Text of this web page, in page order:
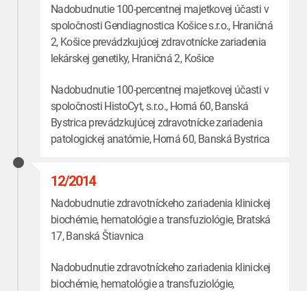
Nadobudnutie 100-percentnej majetkovej účasti v
spoločnosti Gendiagnostica Košice s.r.o., Hraničná
2, Košice prevádzkujúcej zdravotnícke zariadenia
lekárskej genetiky, Hraničná 2, Košice
Nadobudnutie 100-percentnej majetkovej účasti v
spoločnosti HistoCyt, s.r.o., Horná 60, Banská
Bystrica prevádzkujúcej zdravotnícke zariadenia
patologickej anatómie, Horná 60, Banská Bystrica
12/2014
Nadobudnutie zdravotníckeho zariadenia klinickej
biochémie, hematológie a transfuziológie, Bratská
17, Banská Štiavnica
Nadobudnutie zdravotníckeho zariadenia klinickej
biochémie, hematológie a transfuziológie,